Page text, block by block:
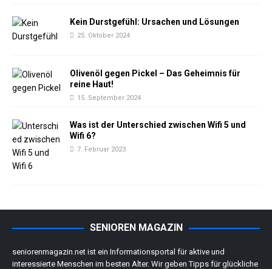
Kein Durstgefühl: Ursachen und Lösungen
25. Oktober 2024
Olivenöl gegen Pickel – Das Geheimnis für
reine Haut!
15. September 2024
Was ist der Unterschied zwischen Wifi 5 und
Wifi 6?
7. Februar 2023
SENIOREN MAGAZIN
seniorenmagazin.net ist ein Informationsportal für aktive und
interessierte Menschen im besten Alter. Wir geben Tipps für glückliche